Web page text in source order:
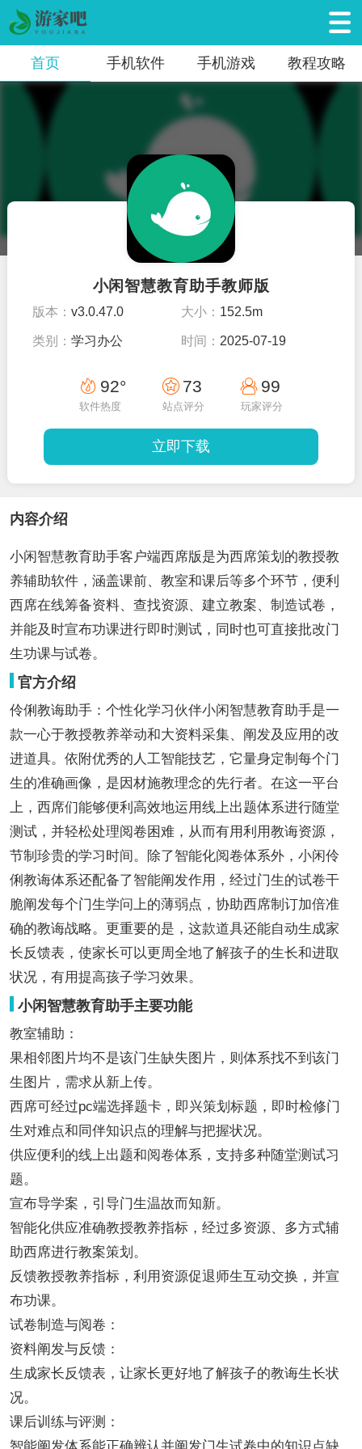
首页 手机软件 手机游戏 教程攻略
小闲智慧教育助手教师版
版本：v3.0.47.0 大小： 152.5m
类别：学习办公 时间： 2025-07-19
92°
软件热度
73
站点评分
99
玩家评分
立即下载
内容介绍
小闲智慧教育助手客户端西席版是为西席策划的教授教
养辅助软件，涵盖课前、教室和课后等多个环节，便利
西席在线筹备资料、查找资源、建立教案、制造试卷，
并能及时宣布功课进行即时测试，同时也可直接批改门
生功课与试卷。
官方介绍
伶俐教诲助手：个性化学习伙伴小闲智慧教育助手是一
款一心于教授教养举动和大资料采集、阐发及应用的改
进道具。依附优秀的人工智能技艺，它量身定制每个门
生的准确画像，是因材施教理念的先行者。在这一平台
上，西席们能够便利高效地运用线上出题体系进行随堂
测试，并轻松处理阅卷困难，从而有用利用教诲资源，
节制珍贵的学习时间。除了智能化阅卷体系外，小闲伶
俐教诲体系还配备了智能阐发作用，经过门生的试卷干
脆阐发每个门生学问上的薄弱点，协助西席制订加倍准
确的教诲战略。更重要的是，这款道具还能自动生成家
长反馈表，使家长可以更周全地了解孩子的生长和进取
状况，有用提高孩子学习效果。
小闲智慧教育助手主要功能
教室辅助：
果相邻图片均不是该门生缺失图片，则体系找不到该门
生图片，需求从新上传。
西席可经过pc端选择题卡，即兴策划标题，即时检修门
生对难点和同伴知识点的理解与把握状况。
供应便利的线上出题和阅卷体系，支持多种随堂测试习
题。
宣布导学案，引导门生温故而知新。
智能化供应准确教授教养指标，经过多资源、多方式辅
助西席进行教案策划。
反馈教授教养指标，利用资源促退师生互动交换，并宣
布功课。
试卷制造与阅卷：
资料阐发与反馈：
生成家长反馈表，让家长更好地了解孩子的教诲生长状
况。
课后训练与评测：